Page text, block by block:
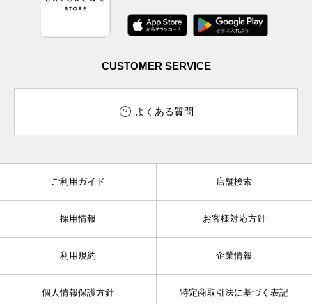
CUSTOMER SERVICE
よくある質問
ご利用ガイド 店舗検索
採用情報 お客様対応方針
利用規約 企業情報
個人情報保護方針 特定商取引法に基づく表記